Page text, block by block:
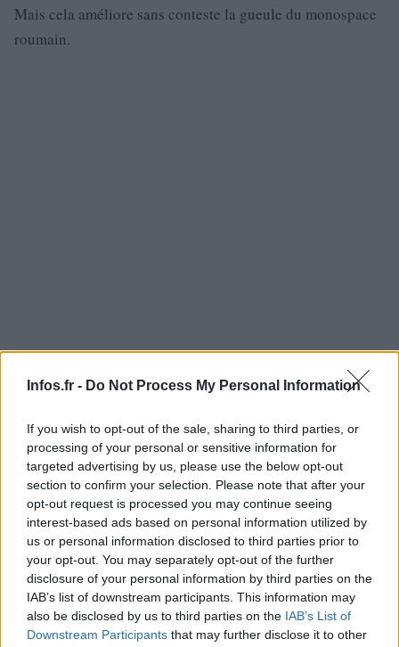
Infos.fr - Do Not Process My Personal Information
If you wish to opt-out of the sale, sharing to third parties, or
processing of your personal or sensitive information for
targeted advertising by us, please use the below opt-out
section to confirm your selection. Please note that after your
opt-out request is processed you may continue seeing
interest-based ads based on personal information utilized by
us or personal information disclosed to third parties prior to
your opt-out. You may separately opt-out of the further
disclosure of your personal information by third parties on the
IAB’s list of downstream participants. This information may
also be disclosed by us to third parties on the IAB’s List of
Downstream Participants that may further disclose it to other
Mais cela améliore sans conteste la gueule du monospace
roumain.
Infos.fr Unit